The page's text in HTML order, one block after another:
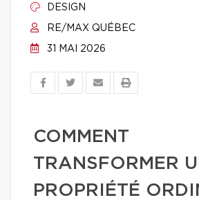
DESIGN
RE/MAX QUÉBEC
31 MAI 2026
COMMENT
TRANSFORMER
PROPRIÉTÉ